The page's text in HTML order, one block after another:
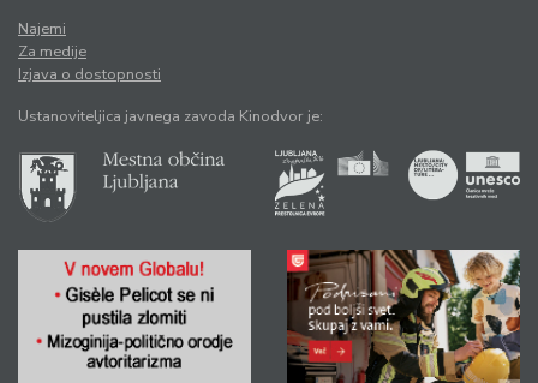
Najemi
Za medije
Izjava o dostopnosti
Ustanoviteljica javnega zavoda Kinodvor je: